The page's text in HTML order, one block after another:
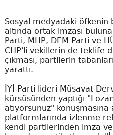
Sosyal medyadaki öfkenin
altında ortak imzası
Parti, MHP, DEM Parti ve
CHP'li vekillerin de teklife
çıkması, partilerin
yarattı.
İYİ Parti lideri Müsavat
kürsüsünden yaptığı
atıyorsunuz"
platformlarında izlenme
kendi partilerinden imza